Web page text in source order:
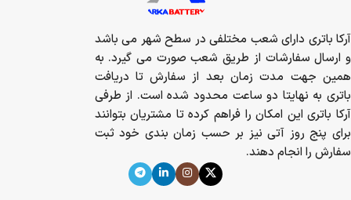
آرکا باتری دارای شعب مختلفی در سطح شهر می باشد
و ارسال سفارشات از طریق شعب صورت می گیرد. به
همین جهت مدت زمان بعد از سفارش تا دریافت
باتری به نهایتا دو ساعت محدود شده است. از طرفی
آرکا باتری این امکان را فراهم کرده تا مشتریان بتوانند
برای پنج روز آتی نیز بر حسب زمان بندی خود ثبت
سفارش را انجام دهند.